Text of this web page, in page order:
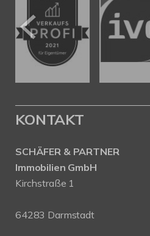
KONTAKT
SCHÄFER & PARTNER
Immobilien GmbH
Kirchstraße 1
64283 Darmstadt